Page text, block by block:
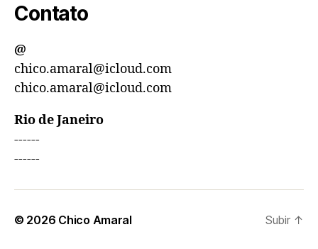
Contato
@
chico.amaral@icloud.com
chico.amaral@icloud.com
Rio de Janeiro
------
------
© 2026 Chico Amaral Subir ↑